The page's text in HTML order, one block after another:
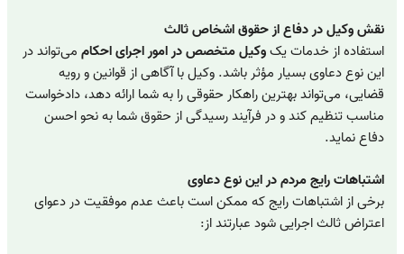
نقش وکیل در دفاع از حقوق اشخاص ثالث
استفاده از خدمات یکوکیل متخصص در امور اجرای احکام می‌تواند در
این نوع دعاوی بسیار مؤثر باشد. وکیل با آگاهی از قوانین و رویه
قضایی، می‌تواند بهترین راهکار حقوقی را به شما ارائه دهد، دادخواست
مناسب تنظیم کند و در فرآیند رسیدگی از حقوق شما به نحو احسن
دفاع نماید.
اشتباهات رایج مردم در این نوع دعاوی
برخی از اشتباهات رایج که ممکن است باعث عدم موفقیت در دعوای
اعتراض ثالث اجرایی شود عبارتند از: